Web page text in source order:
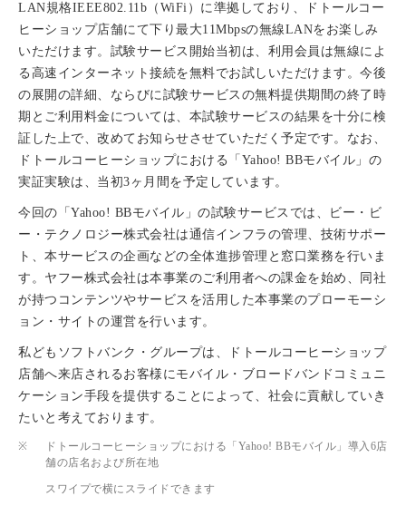
LAN規格IEEE802.11b（WiFi）に準拠しており、ドトールコー
ヒーショップ店舗にて下り最大11Mbpsの無線LANをお楽しみ
いただけます。試験サービス開始当初は、利用会員は無線によ
る高速インターネット接続を無料でお試しいただけます。今後
の展開の詳細、ならびに試験サービスの無料提供期間の終了時
期とご利用料金については、本試験サービスの結果を十分に検
証した上で、改めてお知らせさせていただく予定です。なお、
ドトールコーヒーショップにおける「Yahoo! BBモバイル」の
実証実験は、当初3ヶ月間を予定しています。
今回の「Yahoo! BBモバイル」の試験サービスでは、ビー・ビ
ー・テクノロジー株式会社は通信インフラの管理、技術サポー
ト、本サービスの企画などの全体進捗管理と窓口業務を行いま
す。ヤフー株式会社は本事業のご利用者への課金を始め、同社
が持つコンテンツやサービスを活用した本事業のプローモーシ
ョン・サイトの運営を行います。
私どもソフトバンク・グループは、ドトールコーヒーショップ
店舗へ来店されるお客様にモバイル・ブロードバンドコミュニ
ケーション手段を提供することによって、社会に貢献していき
たいと考えております。
※
ドトールコーヒーショップにおける「Yahoo! BBモバイル」導入6店
舗の店名および所在地
スワイプで横にスライドできます